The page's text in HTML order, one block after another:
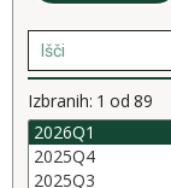
Izbranih: 1 od 89